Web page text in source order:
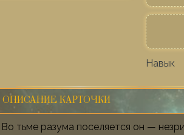
Навык
ОПИСАНИЕ КАРТОЧКИ
Во тьме разума поселяется он —